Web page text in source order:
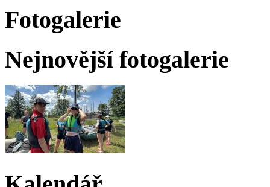
Fotogalerie
Nejnovější fotogalerie